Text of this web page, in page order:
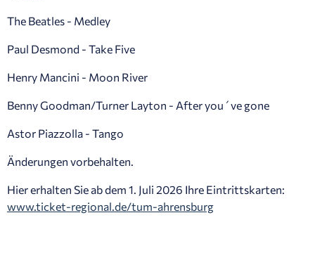
The Beatles - Medley
Paul Desmond - Take Five
Henry Mancini - Moon River
Benny Goodman/Turner Layton - After you´ve gone
Astor Piazzolla - Tango
Änderungen vorbehalten.
Hier erhalten Sie ab dem 1. Juli 2026 Ihre Eintrittskarten:
www.ticket-regional.de/tum-ahrensburg